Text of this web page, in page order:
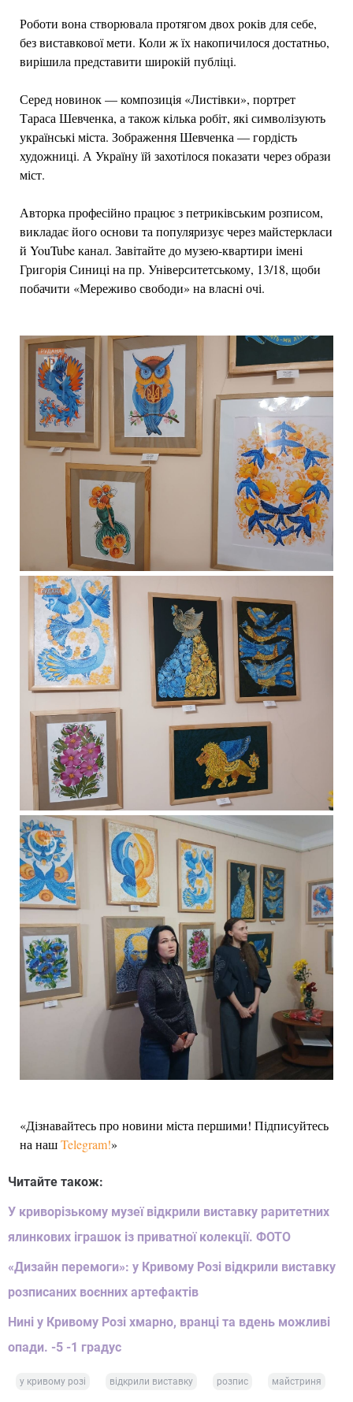
Роботи вона створювала протягом двох років для себе,
без виставкової мети. Коли ж їх накопичилося достатньо,
вирішила представити широкій публіці.
Серед новинок — композиція «Листівки», портрет
Тараса Шевченка, а також кілька робіт, які символізують
українські міста. Зображення Шевченка — гордість
художниці. А Україну їй захотілося показати через образи
міст.
Авторка професійно працює з петриківським розписом,
викладає його основи та популяризує через майстеркласи
й YouTube канал. Завітайте до музею-квартири імені
Григорія Синиці на пр. Університетському, 13/18, щоби
побачити «Мереживо свободи» на власні очі.
«Дізнавайтесь про новини міста першими! Підписуйтесь
на нашTelegram!»
Читайте також:
У криворізькому музеї відкрили виставку раритетних
ялинкових іграшок із приватної колекції. ФОТО
«Дизайн перемоги»: у Кривому Розі відкрили виставку
розписаних воєнних артефактів
Нині у Кривому Розі хмарно, вранці та вдень можливі
опади. -5 -1 градус
у кривому розі відкрили виставку розпис майстриня